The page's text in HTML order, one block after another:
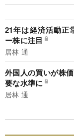
21年は経済活動
ー株に注目
居林 通
外国人の買いが株
要な水準に
居林 通